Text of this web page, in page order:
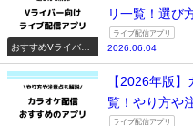
おすすめVライバー
リ一覧！選び
ライブ配信アプリ
2026.06.04
【2026年版
覧！やり方や
ライブ配信アプリ